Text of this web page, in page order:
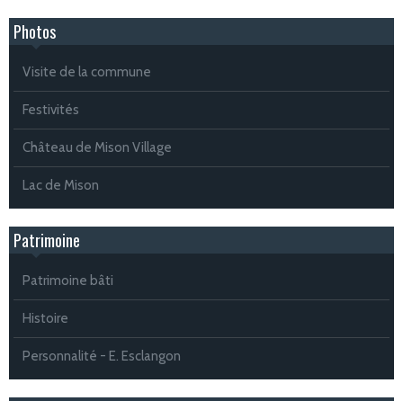
Photos
Visite de la commune
Festivités
Château de Mison Village
Lac de Mison
Patrimoine
Patrimoine bâti
Histoire
Personnalité - E. Esclangon